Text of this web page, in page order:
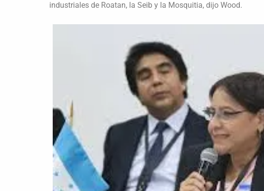
industriales de Roatan, la Seib y la Mosquitia, dijo Wood.